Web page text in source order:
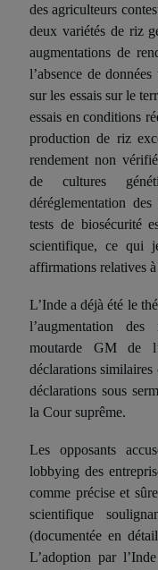
des agriculteurs
deux variétés de riz
augmentations de
l’absence de
sur les essais sur le
essais en conditions
production de riz
rendement non
de cultures
déréglementation
tests de biosécurité
scientifique, ce qui
affirmations relatives
L’Inde a déjà été le
l’augmentation
moutarde GMde
déclarations
déclarations sous
la Cour suprême.
Les opposants
lobbying des
comme précise et
scientifique
(documentée en
L’adoption par